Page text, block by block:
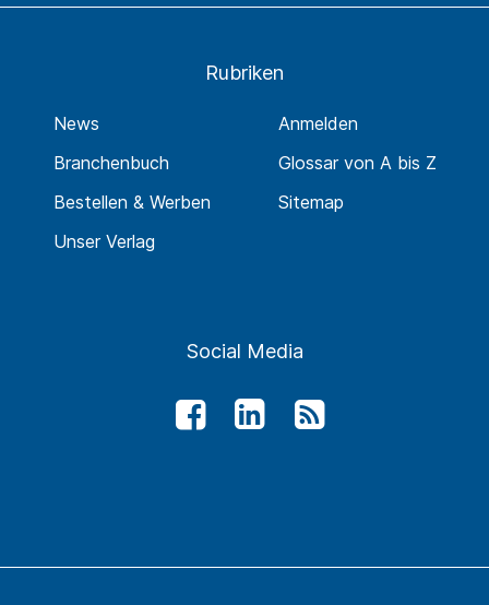
Rubriken
News
Branchenbuch
Bestellen & Werben
Unser Verlag
Anmelden
Glossar von A bis Z
Sitemap
Social Media